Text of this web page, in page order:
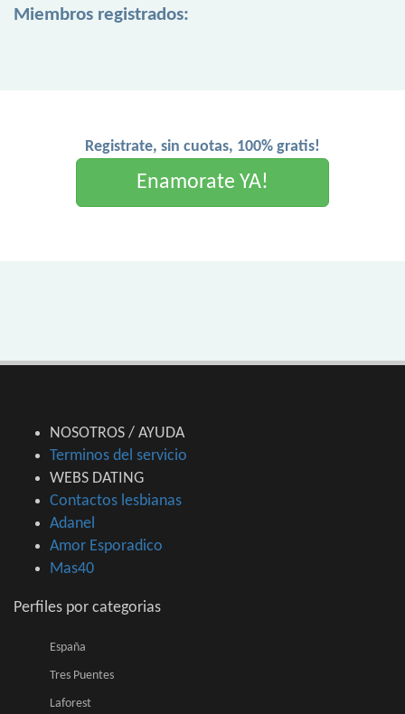
Miembros registrados:
Registrate, sin cuotas, 100% gratis!
Enamorate YA!
NOSOTROS / AYUDA
Terminos del servicio
WEBS DATING
Contactos lesbianas
Adanel
Amor Esporadico
Mas40
Perfiles por categorias
España
Tres Puentes
Laforest